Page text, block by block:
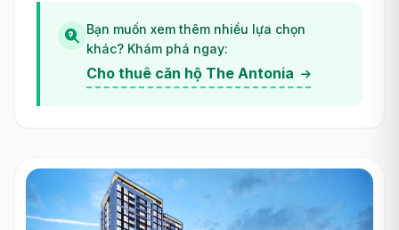
Bạn muốn xem thêm nhiều lựa chọn
khác? Khám phá ngay:
Cho thuê căn hộ The Antonia